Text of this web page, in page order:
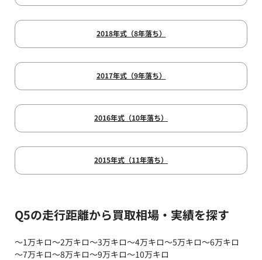
2018年式（8年落ち）
2017年式（9年落ち）
2016年式（10年落ち）
2015年式（11年落ち）
Q5の走行距離から買取相場・実績を探す
～1万キロ～2万キロ～3万キロ～4万キロ～5万キロ～6万キロ
～7万キロ～8万キロ～9万キロ～10万キロ